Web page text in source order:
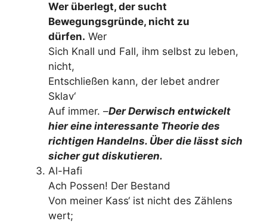
Wer überlegt, der sucht
Bewegungsgründe, nicht zu
dürfen. Wer
Sich Knall und Fall, ihm selbst zu leben,
nicht,
Entschließen kann, der lebet andrer
Sklav‘
Auf immer. –Der Derwisch entwickelt
hier eine interessante Theorie des
richtigen Handelns. Über die lässt sich
sicher gut diskutieren.
Al-Hafi
Ach Possen! Der Bestand
Von meiner Kass‘ ist nicht des Zählens
wert;